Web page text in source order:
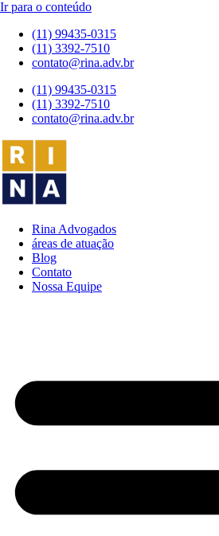
Ir para o conteúdo
(11) 99435-0315
(11) 3392-7510
contato@rina.adv.br
(11) 99435-0315
(11) 3392-7510
contato@rina.adv.br
Rina Advogados
áreas de atuação
Blog
Contato
Nossa Equipe